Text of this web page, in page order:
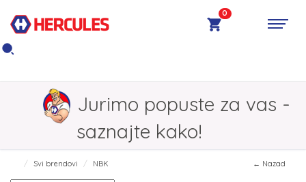
0
Jurimo popuste za vas -
saznajte kako!
Svi brendovi NBK ← Nazad